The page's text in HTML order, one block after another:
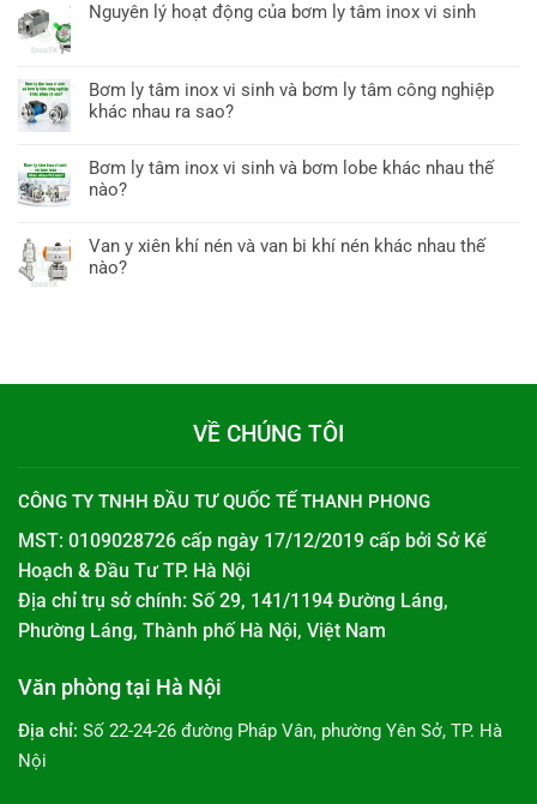
Nguyên lý hoạt động của bơm ly tâm inox vi sinh
Bơm ly tâm inox vi sinh và bơm ly tâm công nghiệp
khác nhau ra sao?
Bơm ly tâm inox vi sinh và bơm lobe khác nhau thế
nào?
Van y xiên khí nén và van bi khí nén khác nhau thế
nào?
VỀ CHÚNG TÔI
CÔNG TY TNHH ĐẦU TƯ QUỐC TẾ THANH PHONG
MST: 0109028726 cấp ngày 17/12/2019 cấp bởi Sở Kế
Hoạch & Đầu Tư TP. Hà Nội
Địa chỉ trụ sở chính: Số 29, 141/1194 Đường Láng,
Phường Láng, Thành phố Hà Nội, Việt Nam
Văn phòng tại Hà Nội
Địa chỉ: Số 22-24-26 đường Pháp Vân, phường Yên Sở, TP. Hà
Nội